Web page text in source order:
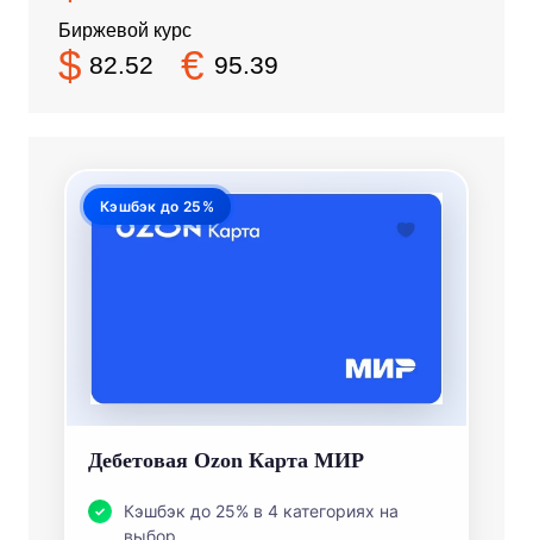
Биржевой курс
$ 82.52 € 95.39
Кэшбэк до 25%
Дебетовая Ozon Карта МИР
Кэшбэк до 25% в 4 категориях на